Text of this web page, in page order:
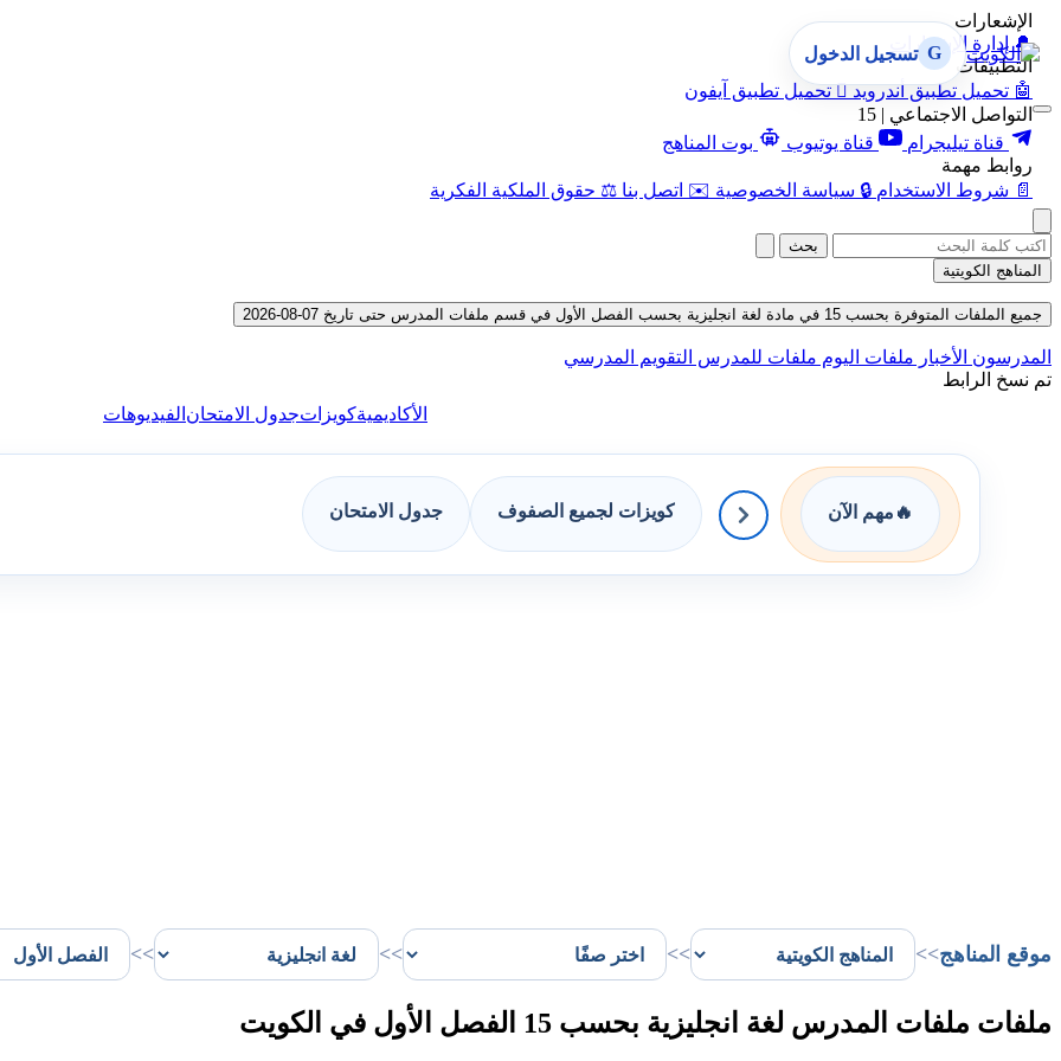
الإشعارات
🔔 إدارة الإشعارات
التطبيقات
🤖 تحميل تطبيق أندرويد  تحميل تطبيق آيفون
التواصل الاجتماعي | 15
قناة تيليجرام
قناة يوتيوب
بوت المناهج
روابط مهمة
📄 شروط الاستخدام 🔒 سياسة الخصوصية ✉️ اتصل بنا ⚖️ حقوق الملكية الفكرية
G تسجيل الدخول
بحث
المناهج الكويتية
جميع الملفات المتوفرة بحسب 15 في مادة لغة انجليزية بحسب الفصل الأول في قسم ملفات المدرس حتى تاريخ 07-08-2026
المدرسون الأخبار ملفات اليوم ملفات للمدرس التقويم المدرسي
تم نسخ الرابط
الأكاديميةكويزاتجدول الامتحان الفيديوهات
🔥 مهم الآن كويزات لجميع الصفوف جدول الامتحان
موقع المناهج>>
>>
>>
>>
ملفات ملفات المدرس لغة انجليزية بحسب 15 الفصل الأول في الكويت